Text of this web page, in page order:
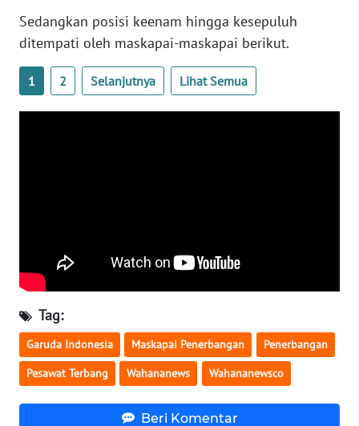
Sedangkan posisi keenam hingga kesepuluh
ditempati oleh maskapai-maskapai berikut.
1 2 Selanjutnya Lihat Semua
Tag:
Garuda Indonesia Maskapai Penerbangan Penerbangan
Pesawat Terbang Wahananews Wahananewsco
Beri Komentar
RIAU
WN
SERAMBI
WN
NTB
WN
SULTENG
WN
SULBAR